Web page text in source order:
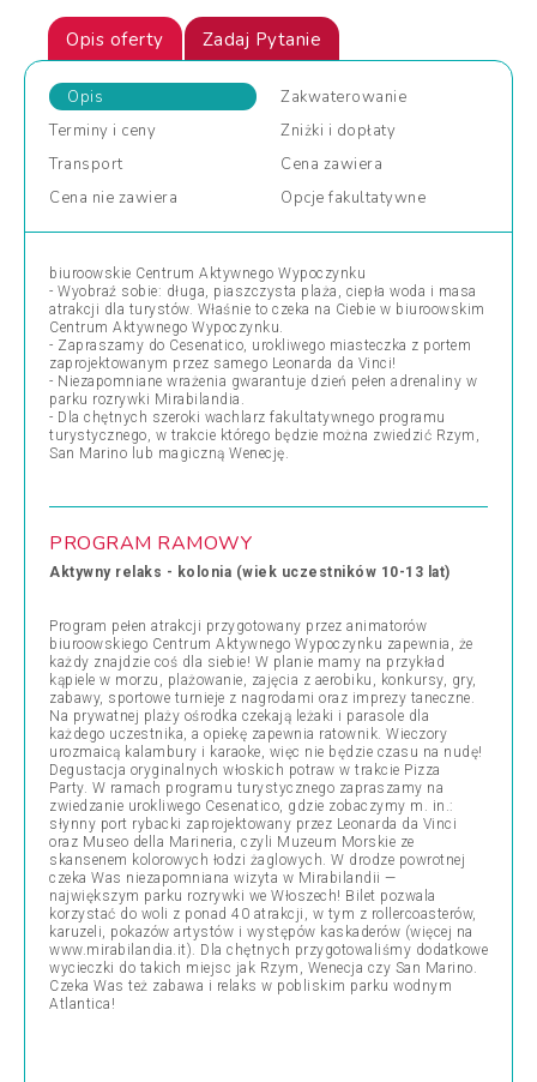
Opis oferty Zadaj Pytanie
Opis
Zakwaterowanie
Terminy i ceny Zniżki i dopłaty
Transport
Cena zawiera
Cena nie zawiera Opcje fakultatywne
biuroowskie Centrum Aktywnego Wypoczynku
- Wyobraź sobie: długa, piaszczysta plaża, ciepła woda i masa
atrakcji dla turystów. Właśnie to czeka na Ciebie w biuroowskim
Centrum Aktywnego Wypoczynku.
- Zapraszamy do Cesenatico, urokliwego miasteczka z portem
zaprojektowanym przez samego Leonarda da Vinci!
- Niezapomniane wrażenia gwarantuje dzień pełen adrenaliny w
parku rozrywki Mirabilandia.
- Dla chętnych szeroki wachlarz fakultatywnego programu
turystycznego, w trakcie którego będzie można zwiedzić Rzym,
San Marino lub magiczną Wenecję.
PROGRAM RAMOWY
Aktywny relaks - kolonia (wiek uczestników 10-13 lat)
Program pełen atrakcji przygotowany przez animatorów
biuroowskiego Centrum Aktywnego Wypoczynku zapewnia, że
każdy znajdzie coś dla siebie! W planie mamy na przykład
kąpiele w morzu, plażowanie, zajęcia z aerobiku, konkursy, gry,
zabawy, sportowe turnieje z nagrodami oraz imprezy taneczne.
Na prywatnej plaży ośrodka czekają leżaki i parasole dla
każdego uczestnika, a opiekę zapewnia ratownik. Wieczory
urozmaicą kalambury i karaoke, więc nie będzie czasu na nudę!
Degustacja oryginalnych włoskich potraw w trakcie Pizza
Party. W ramach programu turystycznego zapraszamy na
zwiedzanie urokliwego Cesenatico, gdzie zobaczymy m. in.:
słynny port rybacki zaprojektowany przez Leonarda da Vinci
oraz Museo della Marineria, czyli Muzeum Morskie ze
skansenem kolorowych łodzi żaglowych. W drodze powrotnej
czeka Was niezapomniana wizyta w Mirabilandii —
największym parku rozrywki we Włoszech! Bilet pozwala
korzystać do woli z ponad 40 atrakcji, w tym z rollercoasterów,
karuzeli, pokazów artystów i występów kaskaderów (więcej na
www.mirabilandia.it). Dla chętnych przygotowaliśmy dodatkowe
wycieczki do takich miejsc jak Rzym, Wenecja czy San Marino.
Czeka Was też zabawa i relaks w pobliskim parku wodnym
Atlantica!